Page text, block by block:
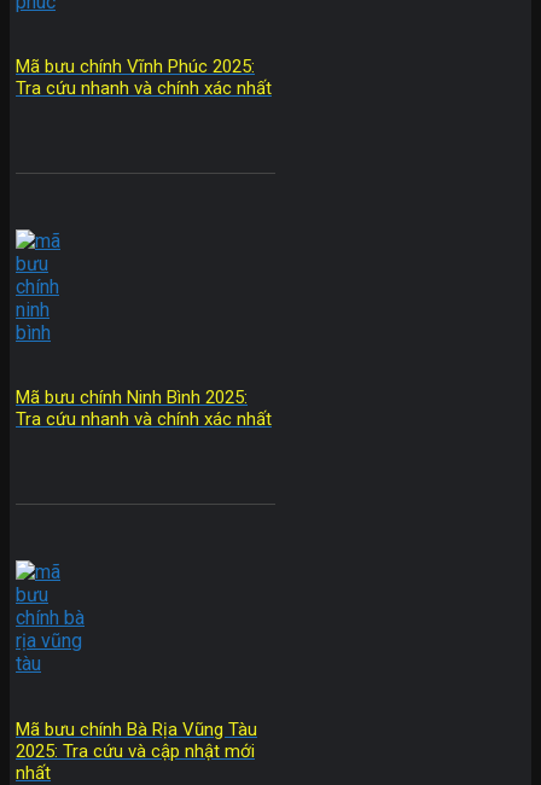
Mã bưu chính Vĩnh Phúc 2025:
Tra cứu nhanh và chính xác nhất
Mã bưu chính Ninh Bình 2025:
Tra cứu nhanh và chính xác nhất
Mã bưu chính Bà Rịa Vũng Tàu
2025: Tra cứu và cập nhật mới
nhất